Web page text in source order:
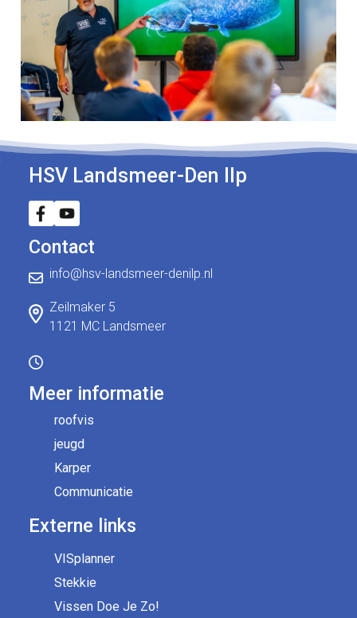
HSV Landsmeer-Den Ilp
Contact
info@hsv-landsmeer-denilp.nl
Zeilmaker 5
1121 MC Landsmeer
Meer informatie
roofvis
jeugd
Karper
Communicatie
Externe links
VISplanner
Stekkie
Vissen Doe Je Zo!